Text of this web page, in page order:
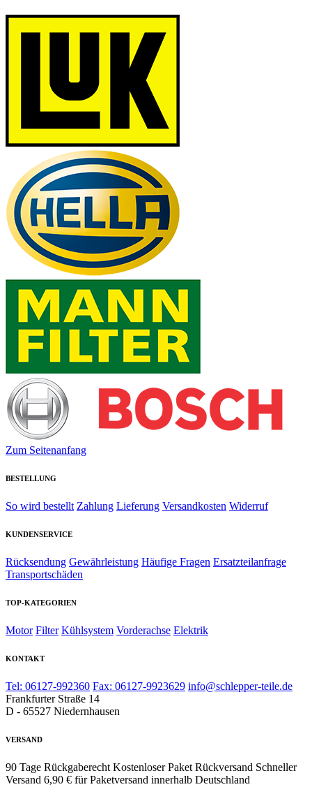
Zum Seitenanfang
BESTELLUNG
So wird bestellt Zahlung Lieferung Versandkosten Widerruf
KUNDENSERVICE
Rücksendung Gewährleistung Häufige Fragen Ersatzteilanfrage
Transportschäden
TOP-KATEGORIEN
Motor Filter Kühlsystem Vorderachse Elektrik
KONTAKT
Tel: 06127-992360 Fax: 06127-9923629 info@schlepper-teile.de
Frankfurter Straße 14
D - 65527 Niedernhausen
VERSAND
90 Tage Rückgaberecht Kostenloser Paket Rückversand Schneller
Versand 6,90 € für Paketversand innerhalb Deutschland